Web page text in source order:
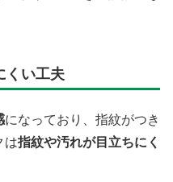
くい工夫
になっており、指紋がつき
は指紋や汚れが目立ちにく